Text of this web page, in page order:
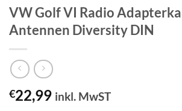
VW Golf VI Radio
Antennen Diversity DIN
€22,99 inkl. MwST